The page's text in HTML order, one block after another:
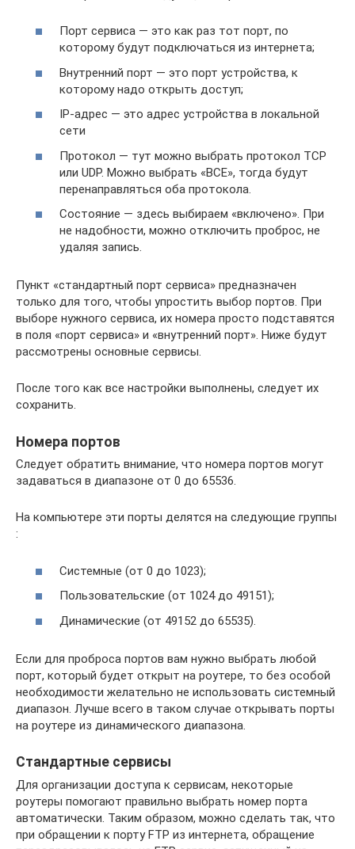
Порт сервиса — это как раз тот порт, по
которому будут подключаться из интернета;
Внутренний порт — это порт устройства, к
которому надо открыть доступ;
IP-адрес — это адрес устройства в локальной
сети
Протокол — тут можно выбрать протокол TCP
или UDP. Можно выбрать «ВСЕ», тогда будут
перенаправляться оба протокола.
Состояние — здесь выбираем «включено». При
не надобности, можно отключить проброс, не
удаляя запись.
Пункт «стандартный порт сервиса» предназначен
только для того, чтобы упростить выбор портов. При
выборе нужного сервиса, их номера просто подставятся
в поля «порт сервиса» и «внутренний порт». Ниже будут
рассмотрены основные сервисы.
После того как все настройки выполнены, следует их
сохранить.
Номера портов
Следует обратить внимание, что номера портов могут
задаваться в диапазоне от 0 до 65536.
На компьютере эти порты делятся на следующие группы
:
Системные (от 0 до 1023);
Пользовательские (от 1024 до 49151);
Динамические (от 49152 до 65535).
Если для проброса портов вам нужно выбрать любой
порт, который будет открыт на роутере, то без особой
необходимости желательно не использовать системный
диапазон. Лучше всего в таком случае открывать порты
на роутере из динамического диапазона.
Стандартные сервисы
Для организации доступа к сервисам, некоторые
роутеры помогают правильно выбрать номер порта
автоматически. Таким образом, можно сделать так, что
при обращении к порту FTP из интернета, обращение